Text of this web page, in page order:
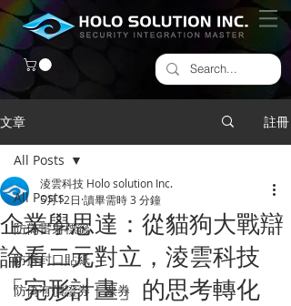
文章 註冊
All Posts
防偽雷射標籤
​防拆封口貼紙
防偽有價證券 | 票券
All Posts
企業學思達：從貓狗大戰辯
論看二元對立，淩雲科技
「完形計畫」的思考轉化
淩雲科技 Holo solution Inc.
5月12日 讀畢需時 3 分鐘